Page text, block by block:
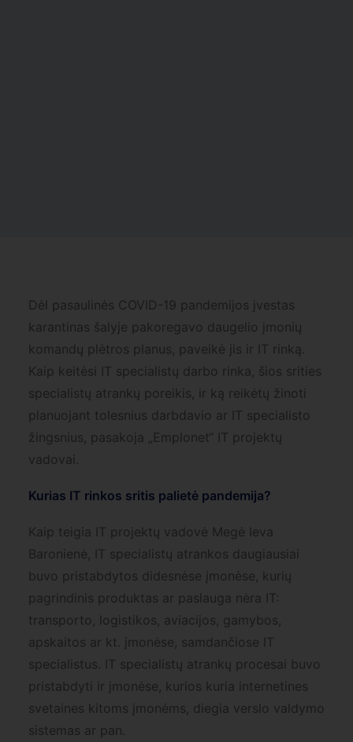
Dėl pasaulinės COVID-19 pandemijos įvestas
karantinas šalyje pakoregavo daugelio įmonių
komandų plėtros planus, paveikė jis ir IT rinką.
Kaip keitėsi IT specialistų darbo rinka, šios srities
specialistų atrankų poreikis, ir ką reikėtų žinoti
planuojant tolesnius darbdavio ar IT specialisto
žingsnius, pasakoja „Emplonet“ IT projektų
vadovai.
Kurias IT rinkos sritis palietė pandemija?
Kaip teigia IT projektų vadovė Megė Ieva
Baronienė, IT specialistų atrankos daugiausiai
buvo pristabdytos didesnėse įmonėse, kurių
pagrindinis produktas ar paslauga nėra IT:
transporto, logistikos, aviacijos, gamybos,
apskaitos ar kt. įmonėse, samdančiose IT
specialistus. IT specialistų atrankų procesai buvo
pristabdyti ir įmonėse, kurios kuria internetines
svetaines kitoms įmonėms, diegia verslo valdymo
sistemas ar pan.